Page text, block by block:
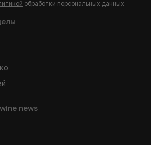
news
обработки персональных данных